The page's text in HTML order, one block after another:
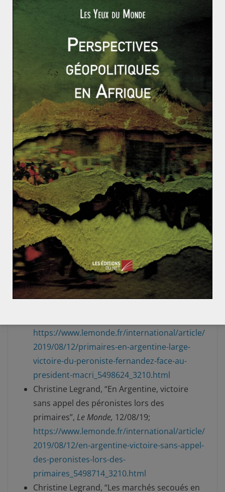
0-points-sur-les-primaires-en-argentine/
Anthony Bellanger, “La crise argentine, le
retour …”,Les histoires du monde –
04/09/19 ;
https://www.franceinter.fr/emissions/les-
histoires-du-monde/les-histoires-du-monde-
04-septembre-2019?
xtmc=argentine&xtnp=1&xtcr=4
Anthony Bellanger, “En Argentine, le
Péronisme est de retour”,Géopolitique –
France Inter,13/08/19
;https://www.franceinter.fr/emissions/geopol
itique/geopolitique-13-aout-2019
Julie Gacon, “Le FMI a-t-il changé ?”,Les enjeux
internationaux – France Culture,16/09/19
;https://www.franceculture.fr/emissions/les-
enjeux-internationaux/le-fmi-a-t-il-change
Wikipedia : Raul Alfonsin ;
https://fr.wikipedia.org/wiki/Ra%C3%BAl_Alfon
s%C3%ADn#Pr%C3%A9sidence
Le Monde avec AFP, “Primaires en Argentine,
https://www.lemonde.fr/international/article/
2019/08/12/primaires-en-argentine-large-
victoire-du-peroniste-fernandez-face-au-
president-macri_5498624_3210.html
Christine Legrand, “En Argentine, victoire
sans appel des péronistes lors des
primaires”, Le Monde, 12/08/19;
https://www.lemonde.fr/international/article/
2019/08/12/en-argentine-victoire-sans-appel-
des-peronistes-lors-des-
primaires_5498714_3210.html
Christine Legrand, “Les marchés secoués en